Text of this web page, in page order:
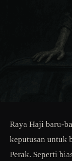
Raya Haji baru-
keputusan untuk
Perak. Seperti